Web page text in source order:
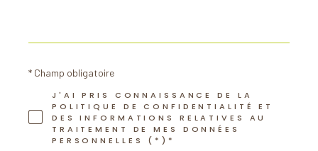
J'AI PRIS CONNAISSANCE DE LA
POLITIQUE DE CONFIDENTIALITÉ ET
DES INFORMATIONS RELATIVES AU
TRAITEMENT DE MES DONNÉES
PERSONNELLES (*)*
* Champ obligatoire